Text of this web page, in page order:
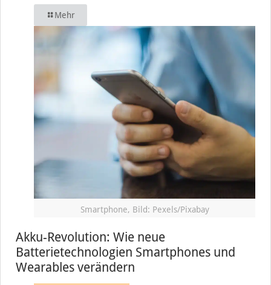
Mehr
Smartphone, Bild: Pexels/Pixabay
Akku-Revolution: Wie neue
Batterietechnologien Smartphones und
Wearables verändern